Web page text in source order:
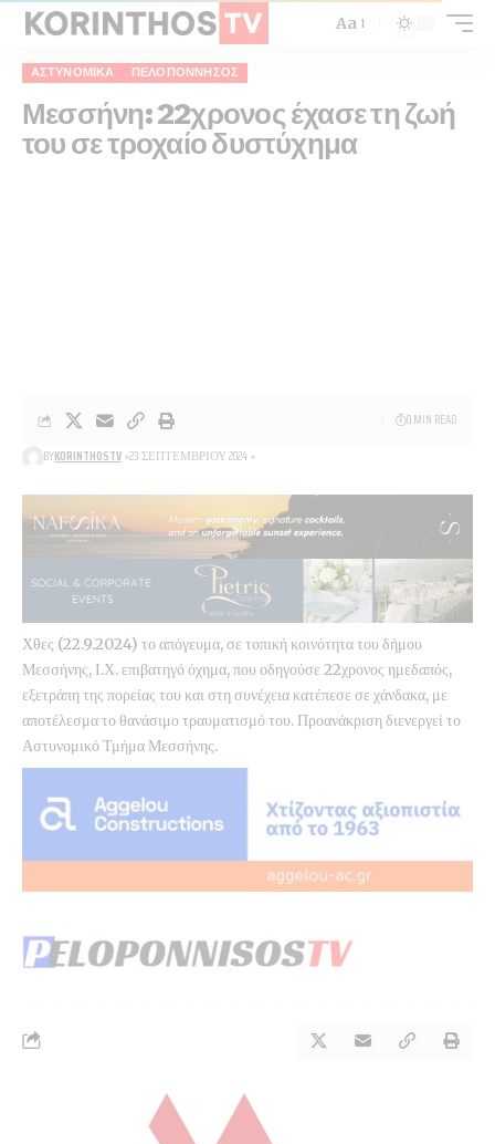
Aa
ΑΣΤΥΝΟΜΙΚΆ ΠΕΛΟΠΌΝΝΗΣΟΣ
Μεσσήνη: 22χρονος έχασε τη ζωή
του σε τροχαίο δυστύχημα
BYKORINTHOSTV 23 ΣΕΠΤΕΜΒΡΊΟΥ 2024
0 MIN READ
Χθες (22.9.2024) το απόγευμα, σε τοπική κοινότητα του δήμου
Μεσσήνης, Ι.Χ. επιβατηγό όχημα, που οδηγούσε 22χρονος ημεδαπός,
εξετράπη της πορείας του και στη συνέχεια κατέπεσε σε χάνδακα, με
αποτέλεσμα το θανάσιμο τραυματισμό του. Προανάκριση διενεργεί το
Αστυνομικό Τμήμα Μεσσήνης.